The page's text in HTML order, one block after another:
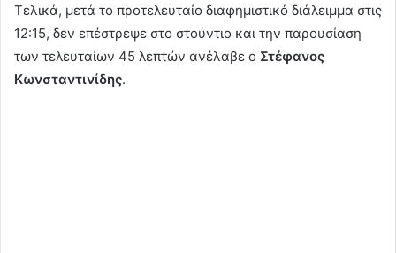
Τελικά, μετά το προτελευταίο διαφημιστικό διάλειμμα στις
12:15, δεν επέστρεψε στο στούντιο και την παρουσίαση
των τελευταίων 45 λεπτών ανέλαβε ο Στέφανος
Κωνσταντινίδης.